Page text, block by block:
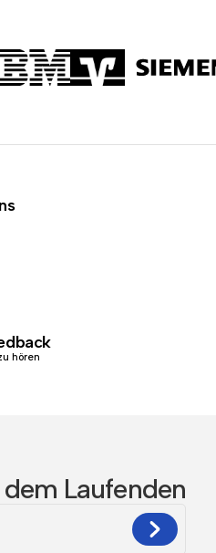
hören
Laufenden